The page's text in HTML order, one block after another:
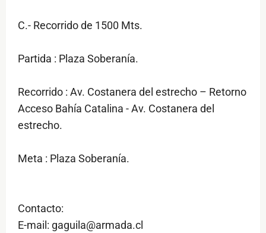
C.- Recorrido de 1500 Mts.
Partida : Plaza Soberanía.
Recorrido : Av. Costanera del estrecho – Retorno
Acceso Bahía Catalina - Av. Costanera del
estrecho.
Meta : Plaza Soberanía.
Contacto:
E-mail: gaguila@armada.cl